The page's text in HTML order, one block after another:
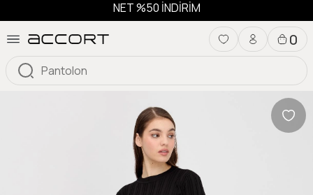
NET %50 İNDİRİM
0